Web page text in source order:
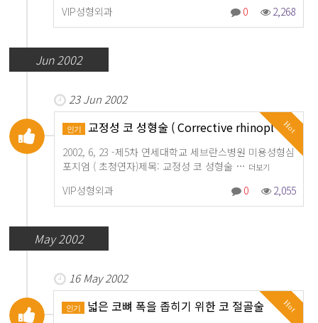
VIP성형외과 0 2,268
Jun 2002
23 Jun 2002
Hot
인기 교정성 코 성형술 ( Corrective rhinopl…
2002, 6, 23 -제5차 연세대학교 세브란스병원 미용성형심
포지엄 ( 초청연자)제목: 교정성 코 성형술 … 더보기
VIP성형외과 0 2,055
May 2002
16 May 2002
Hot
인기 넓은 코뼈 폭을 좁히기 위한 코 절골술